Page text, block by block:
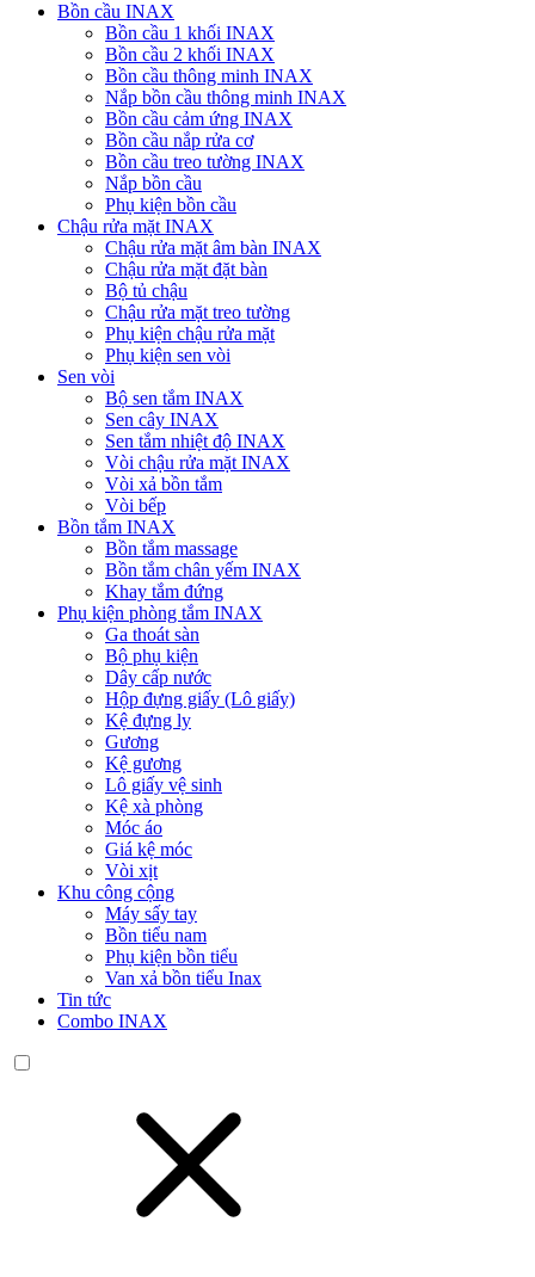
Bồn cầu INAX
Bồn cầu 1 khối INAX
Bồn cầu 2 khối INAX
Bồn cầu thông minh INAX
Nắp bồn cầu thông minh INAX
Bồn cầu cảm ứng INAX
Bồn cầu nắp rửa cơ
Bồn cầu treo tường INAX
Nắp bồn cầu
Phụ kiện bồn cầu
Chậu rửa mặt INAX
Chậu rửa mặt âm bàn INAX
Chậu rửa mặt đặt bàn
Bộ tủ chậu
Chậu rửa mặt treo tường
Phụ kiện chậu rửa mặt
Phụ kiện sen vòi
Sen vòi
Bộ sen tắm INAX
Sen cây INAX
Sen tắm nhiệt độ INAX
Vòi chậu rửa mặt INAX
Vòi xả bồn tắm
Vòi bếp
Bồn tắm INAX
Bồn tắm massage
Bồn tắm chân yếm INAX
Khay tắm đứng
Phụ kiện phòng tắm INAX
Ga thoát sàn
Bộ phụ kiện
Dây cấp nước
Hộp đựng giấy (Lô giấy)
Kệ đựng ly
Gương
Kệ gương
Lô giấy vệ sinh
Kệ xà phòng
Móc áo
Giá kệ móc
Vòi xịt
Khu công cộng
Máy sấy tay
Bồn tiểu nam
Phụ kiện bồn tiểu
Van xả bồn tiểu Inax
Tin tức
Combo INAX